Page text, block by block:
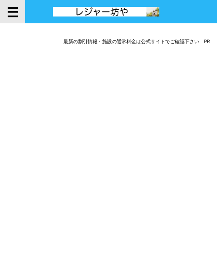
最新の割引情報・施設の通常料金は公式サイトでご確認下さい PR